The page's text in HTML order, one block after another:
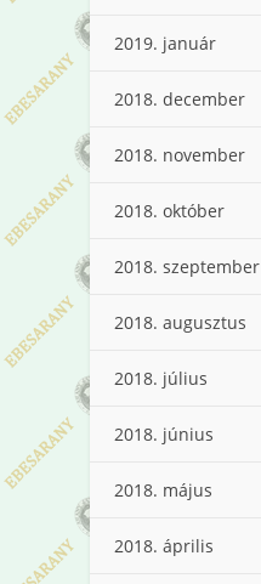
2019. január
2018. december
2018. november
2018. október
2018. szeptember
2018. augusztus
2018. július
2018. június
2018. május
2018. április